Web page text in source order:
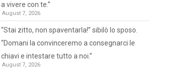
a vivere con te.”
August 7, 2026
“Stai zitto, non spaventarla!” sibilò lo sposo.
“Domani la convinceremo a consegnarci le
chiavi e intestare tutto a noi.”
August 7, 2026